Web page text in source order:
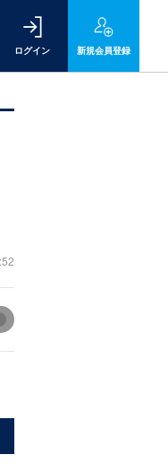
ログイン 新規会員登録